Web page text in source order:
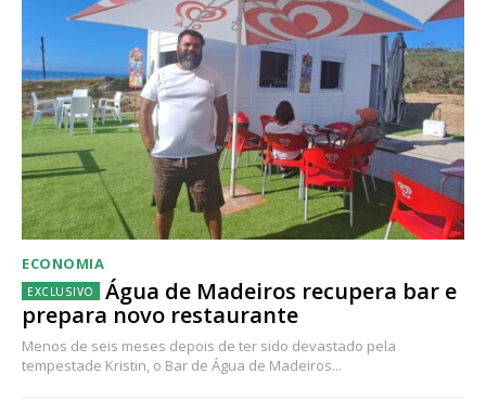
ECONOMIA
Água de Madeiros recupera bar e
prepara novo restaurante
Menos de seis meses depois de ter sido devastado pela
tempestade Kristin, o Bar de Água de Madeiros...